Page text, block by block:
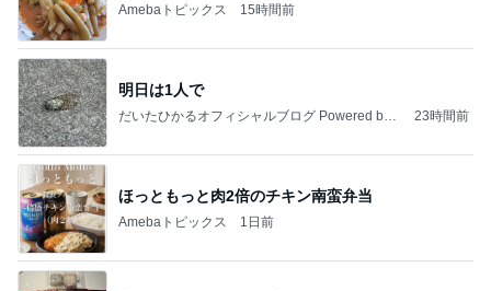
Amebaトピックス 15時間前
明日は1人で
だいたひかるオフィシャルブログ Powered by
23時間前
ほっともっと肉2倍のチキン南蛮弁当
Amebaトピックス 1日前